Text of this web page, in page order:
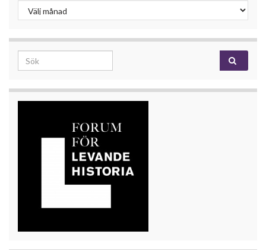
Inlägg
Search for: